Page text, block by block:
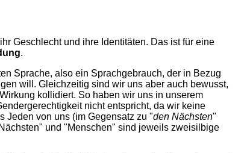
Geschlecht und ihre Identitäten. Das ist für eine
.
Sprache, also ein Sprachgebrauch, der in Bezug
will. Gleichzeitig sind wir uns aber auch bewusst,
kollidiert. So haben wir uns in unserem
nicht entspricht, da wir keine
Jeden von uns (im Gegensatz zu "den Nächsten"
und "Menschen" sind jeweils zweisilbige